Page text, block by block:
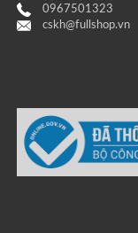
0967501323
cskh@fullshop.vn